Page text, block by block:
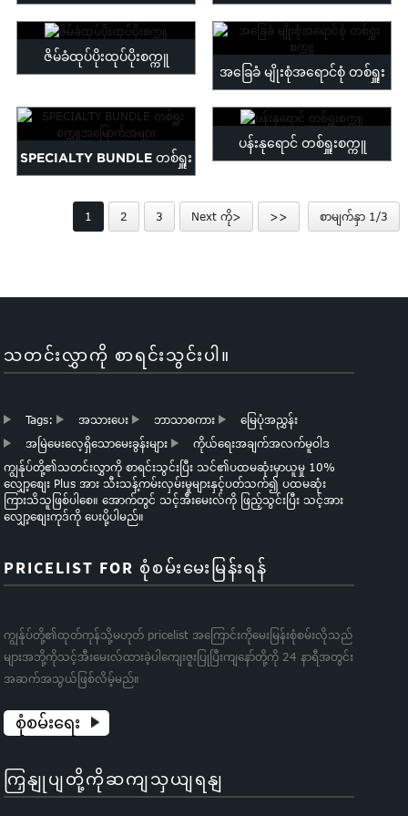
Zulu
Paper Wapping Paper Paper
ဇိမ်ခံထုပ်ပိုးထုပ်ပိုးစက္ကူ
အခြေခံ မျိုးစုံအရောင်စုံ တစ်ရှူး
စက္ကူ
SPECIALTY BUNDLE တစ်ရှူး
ပန်းနုရောင် တစ်ရှူးစက္ကူ
1 2 3 Next ကို> >> စာမျက်နှာ 1/3
သတင်းလွှာကို စာရင်းသွင်းပါ။
Tags: အသားပေး ဘာသာစကား
မြေပုံအညွှန်း
အမြဲမေးလေ့ရှိသောမေးခွန်းများ
ကိုယ်ရေးအချက်အလက်မူဝါဒ
ကျွန်ုပ်တို့၏သတင်းလွှာကို စာရင်းသွင်းပြီး သင်၏ပထမဆုံးမှာယူမှု 10%
လျှော့စျေး Plus အား သီးသန့်ကမ်းလှမ်းမှုများနှင့်ပတ်သက်၍ ပထမဆုံး
ကြားသိသူဖြစ်ပါစေ။ အောက်တွင် သင့်အီးမေးလ်ကို ဖြည့်သွင်းပြီး သင့်အား
လျှော့စျေးကုဒ်ကို ပေးပို့ပါမည်။
PRICELIST FOR စုံစမ်းမေးမြန်းရန်
ကျွန်ုပ်တို့၏ထုတ်ကုန်သို့မဟုတ် pricelist အကြောင်းကိုမေးမြန်းစုံစမ်းလိုသည်
များအဘို့ကိုသင့်အီးမေးလ်ထားခဲ့ပါကျေးဇူးပြုပြီးကျနော်တို့ကို 24 နာရီအတွင်း
အဆက်အသွယ်ဖြစ်လိမ့်မည်။
စုံစမ်းရေး
ကြှနျုပျတို့ကိုဆကျသှယျရနျ